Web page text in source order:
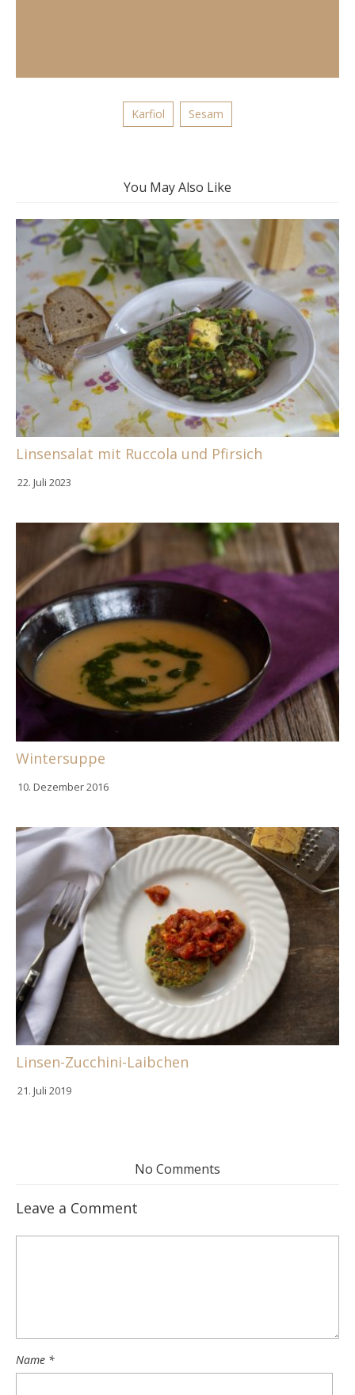
Karfiol Sesam
You May Also Like
Linsensalat mit Ruccola und Pfirsich
22. Juli 2023
Wintersuppe
10. Dezember 2016
Linsen-Zucchini-Laibchen
21. Juli 2019
No Comments
Leave a Comment
Name *